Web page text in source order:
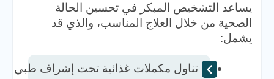
يساعد التشخيص المبكر في تحسين الحالة
الصحية من خلال العلاج المناسب، والذي قد
يشمل:
تناول مكملات غذائية تحت إشراف طبي.